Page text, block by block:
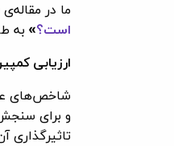
ما در مقاله‌ی
است؟» به
ارزیابی
و برای
تاثیرگذاری